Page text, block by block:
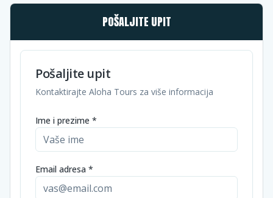
POŠALJITE UPIT
Pošaljite upit
Kontaktirajte Aloha Tours za više informacija
Ime i prezime *
Email adresa *